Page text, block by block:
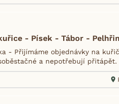
- Písek - Tábor -
- Přijímáme objednávky na
a nepotřebují